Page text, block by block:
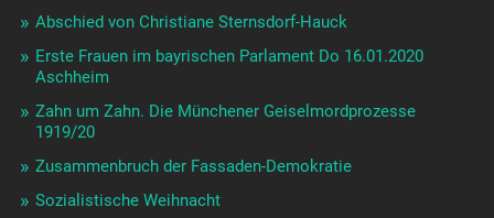
Abschied von Christiane Sternsdorf-Hauck
Erste Frauen im bayrischen Parlament Do 16.01.2020
Aschheim
Zahn um Zahn. Die Münchener Geiselmordprozesse
1919/20
Zusammenbruch der Fassaden-Demokratie
Sozialistische Weihnacht